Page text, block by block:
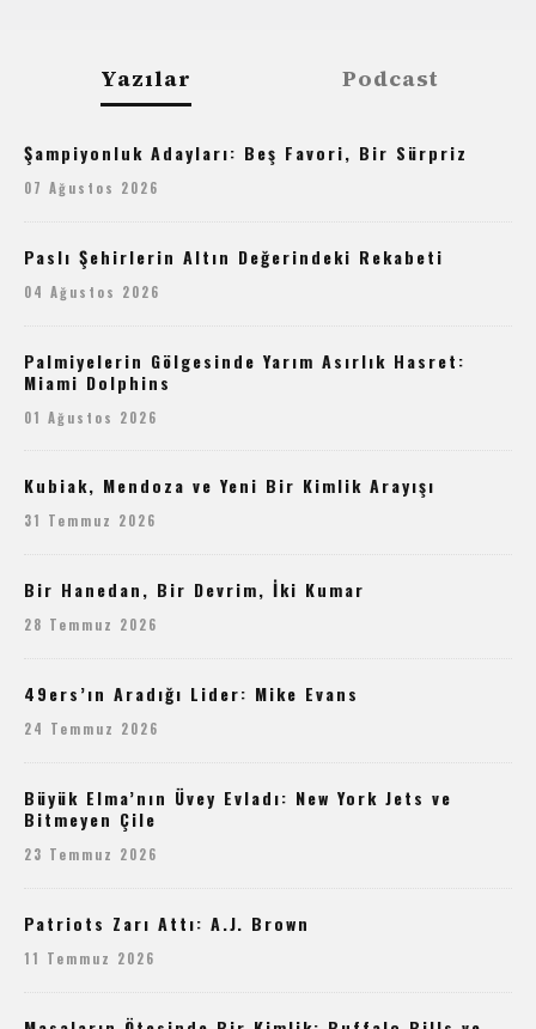
Yazılar Podcast
Şampiyonluk Adayları: Beş Favori, Bir Sürpriz
07 Ağustos 2026
Paslı Şehirlerin Altın Değerindeki Rekabeti
04 Ağustos 2026
Palmiyelerin Gölgesinde Yarım Asırlık Hasret:
Miami Dolphins
01 Ağustos 2026
Kubiak, Mendoza ve Yeni Bir Kimlik Arayışı
31 Temmuz 2026
Bir Hanedan, Bir Devrim, İki Kumar
28 Temmuz 2026
49ers’ın Aradığı Lider: Mike Evans
24 Temmuz 2026
Büyük Elma’nın Üvey Evladı: New York Jets ve
Bitmeyen Çile
23 Temmuz 2026
Patriots Zarı Attı: A.J. Brown
11 Temmuz 2026